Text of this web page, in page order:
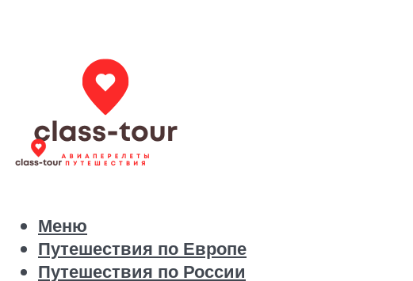
Путешествия по Европе
Путешествия по России
Меню